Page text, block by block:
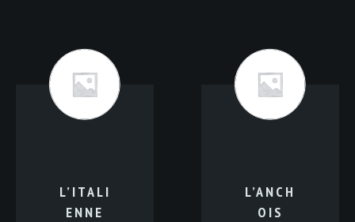
L’ANCH
OIS
L’ITALI
ENNE